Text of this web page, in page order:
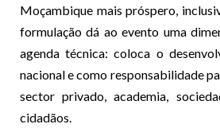
Moçambique mais próspero,
formulação dá ao evento uma
agenda técnica: coloca o
nacional e como responsabilidade
sector privado, academia,
cidadãos.